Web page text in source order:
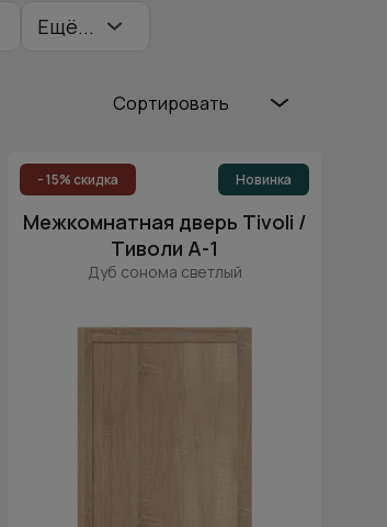
Ещё...
Сортировать
Цена (возр.)
Cначала новинки
Cначала скидки
- 15% скидка Новинка
Межкомнатная дверь Tivoli /
Тиволи А-1
Дуб сонома светлый